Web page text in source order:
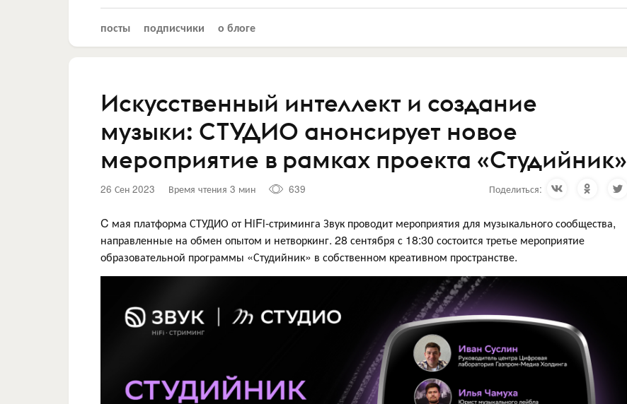
посты подписчики о блоге
Искусственный интеллект и создание
музыки: СТУДИО анонсирует новое
мероприятие в рамках проекта «Студийник»
26 Сен 2023 Время чтения 3 мин 639 Поделиться:
C мая платформа СТУДИО от HiFi-стриминга Звук проводит мероприятия для музыкального сообщества,
направленные на обмен опытом и нетворкинг. 28 сентября с 18:30 состоится третье мероприятие
образовательной программы «Студийник» в собственном креативном пространстве.